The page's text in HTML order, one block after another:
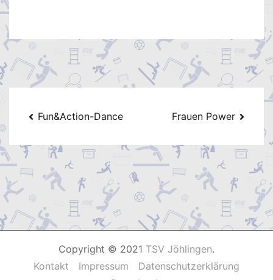
Beitragsnavigation
Fun&Action-Dance Frauen Power
Copyright © 2021 TSV Jöhlingen.
Kontakt
Impressum
Datenschutzerklärung